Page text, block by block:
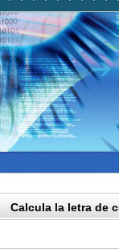
Calcula la letra de